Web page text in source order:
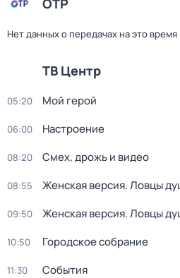
ОТР
Нет данных о передачах на это время
ТВ Центр
05:20 Мой герой
06:00 Настроение
08:20 Смех, дрожь и видео
08:55 Женская версия. Ловцы
09:50 Женская версия. Ловцы
10:50 Городское собрание
11:30 События